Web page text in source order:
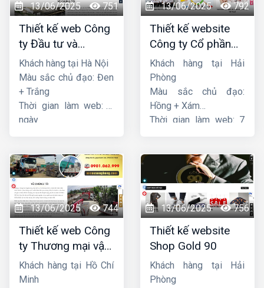
13/06/2025 751
Thiết kế web Công
ty Đầu tư và
Thương mại Five-
Star
Khách hàng tại Hà Nội
Màu sắc chủ đạo: Đen
+ Trắng
Thời gian làm web: 7
ngày
13/06/2025 792
Thiết kế website
Công ty Cổ phần
dịch vụ hàng hải
Sen
Khách hàng tại Hải
Phòng
Màu sắc chủ đạo:
Hồng + Xám
Thời gian làm web: 7
13/06/2025 744
Thiết kế web Công
ty Thương mại vận
tải Song Bằng
Khách hàng tại Hồ Chí
Minh
13/06/2025 756
Thiết kế website
Shop Gold 90
Khách hàng tại Hải
Phòng